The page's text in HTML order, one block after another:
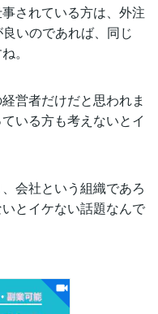
されている方は、外注
いのであれば、同じ
。
営者だけだと思われま
いる方も考えないとイ
会社という組織であろ
とイケない話題なんで